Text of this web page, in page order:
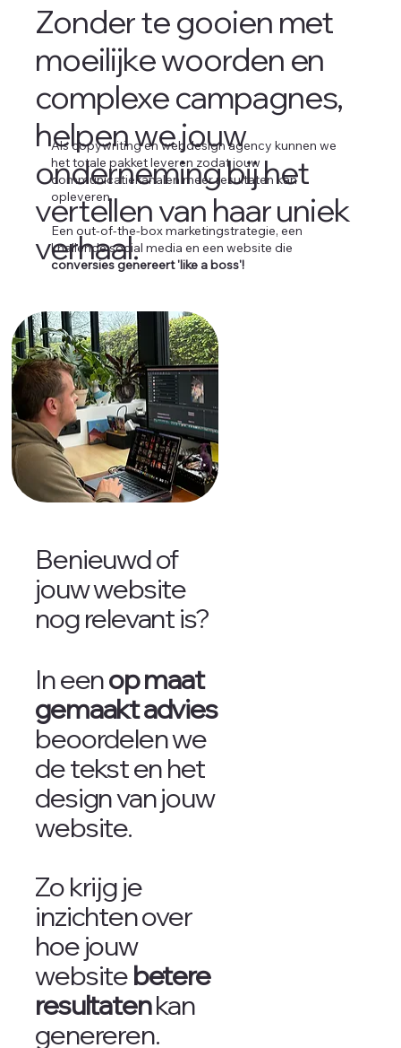
Zonder te gooien met
moeilijke woorden en
complexe campagnes,
helpen we jouw
onderneming bij het
vertellen van haar uniek
verhaal.
Als copywriting en webdesign agency kunnen we
het totale pakket leveren zodat jouw
communicatiekanalen meer resultaten kan
opleveren.
Een out-of-the-box marketingstrategie, een
knallende social media en een website die
conversies genereert 'like a boss'!
Benieuwd of
jouw website
nog relevant is?
In eenop maat
gemaakt advies
beoordelen we
de tekst en het
design van jouw
website.
Zo krijg je
inzichten over
hoe jouw
websitebetere
resultatenkan
genereren.